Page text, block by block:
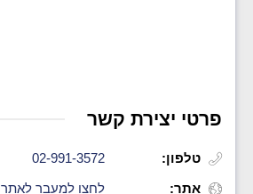
פרטי יצירת קשר
טלפון:
02-991-3572
אתר:
לחצו למעבר לאתר